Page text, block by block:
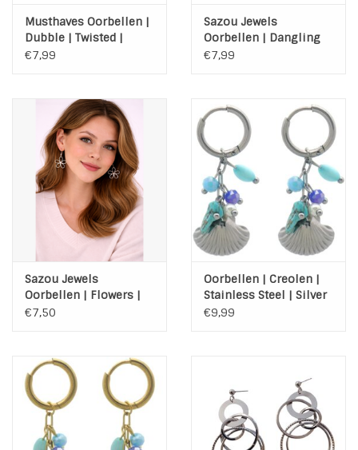
Musthaves Oorbellen |
Dubble | Twisted |
Stainless Steel | Zilver
€7,99
Sazou Jewels
Oorbellen | Dangling
Heart | Gold
€7,99
Sazou Jewels
Oorbellen | Flowers |
Silver
€7,50
Oorbellen | Creolen |
Stainless Steel | Silver
| Schelp | Blue
€9,99